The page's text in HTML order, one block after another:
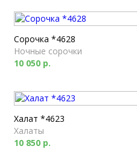
Сорочка *4628
Ночные сорочки
10 050 р.
Халат *4623
Халаты
10 850 р.